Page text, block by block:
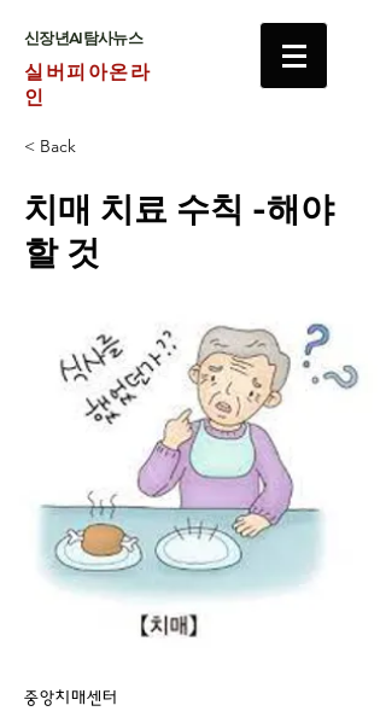
​신장년AI탐사뉴스
실버피아온라
인
< Back
치매 치료 수칙 -해야
할 것
중앙치매센터